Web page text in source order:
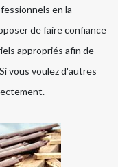
en la
de faire confiance
appropriés afin de
vous voulez d'autres